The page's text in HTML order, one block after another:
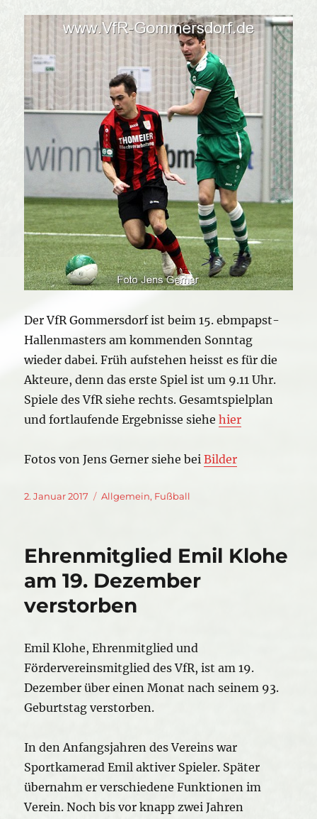
Der VfR Gommersdorf ist beim 15. ebmpapst-
Hallenmasters am kommenden Sonntag
wieder dabei. Früh aufstehen heisst es für die
Akteure, denn das erste Spiel ist um 9.11 Uhr.
Spiele des VfR siehe rechts. Gesamtspielplan
und fortlaufende Ergebnisse siehehier
Fotos von Jens Gerner siehe beiBilder
Veröffentlicht
2. Januar 2017 Kategorien
Allgemein, Fußball
Ehrenmitglied Emil Klohe
am 19. Dezember
verstorben
Emil Klohe, Ehrenmitglied und
Fördervereinsmitglied des VfR, ist am 19.
Dezember über einen Monat nach seinem 93.
Geburtstag verstorben.
In den Anfangsjahren des Vereins war
Sportkamerad Emil aktiver Spieler. Später
übernahm er verschiedene Funktionen im
Verein. Noch bis vor knapp zwei Jahren